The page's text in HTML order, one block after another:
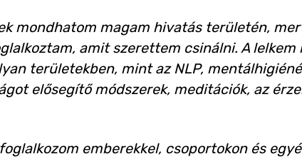
mondhatom magam hivatás területén,
amit szerettem csinálni. A
területekben, mint az NLP,
elősegítő módszerek, meditációk, az
emberekkel, csoportokon és